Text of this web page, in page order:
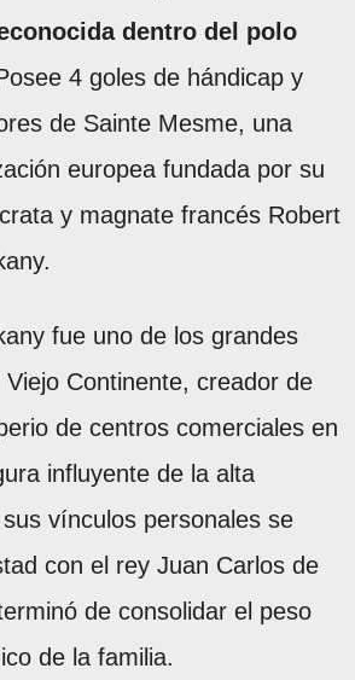
dentro del polo
4 goles de hándicap y
de Sainte Mesme, una
europea fundada por su
y magnate francés Robert
fue uno de los grandes
Continente, creador de
de centros comerciales en
influyente de la alta
vínculos personales se
con el rey Juan Carlos de
de consolidar el peso
de la familia.